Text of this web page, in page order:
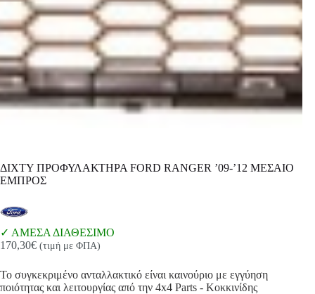
ΔΙΧΤΥ ΠΡΟΦΥΛΑΚΤΗΡΑ FORD RANGER ’09-’12 ΜΕΣΑΙΟ
ΕΜΠΡΟΣ
ΑΜΕΣΑ ΔΙΑΘΕΣΙΜΟ
170,30€ (τιμή με ΦΠΑ)
Το συγκεκριμένο ανταλλακτικό είναι καινούριο με εγγύηση
ποιότητας και λειτουργίας από την 4x4 Parts - Κοκκινίδης